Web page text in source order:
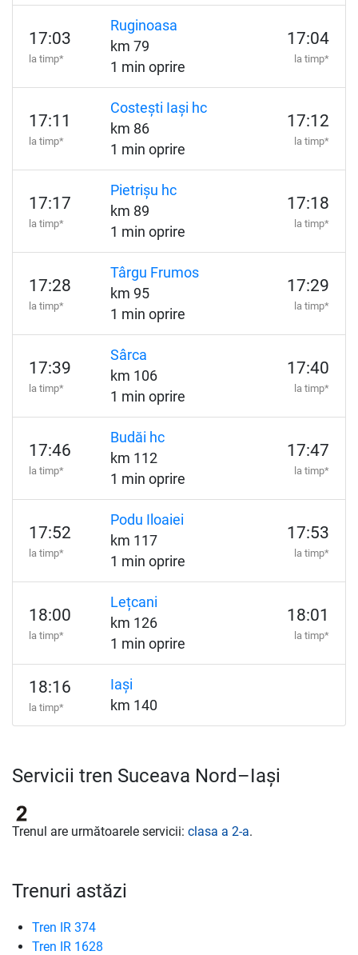
17:03
la timp*
Ruginoasa
km 79
1 min oprire
17:04
la timp*
17:11
la timp*
Costești Iași hc
km 86
1 min oprire
17:12
la timp*
17:17
la timp*
Pietrișu hc
km 89
1 min oprire
17:18
la timp*
17:28
la timp*
Târgu Frumos
km 95
1 min oprire
17:29
la timp*
17:39
la timp*
Sârca
km 106
1 min oprire
17:40
la timp*
17:46
la timp*
Budăi hc
km 112
1 min oprire
17:47
la timp*
17:52
la timp*
Podu Iloaiei
km 117
1 min oprire
17:53
la timp*
18:00
la timp*
Lețcani
km 126
1 min oprire
18:01
la timp*
18:16
la timp*
Iași
km 140
Servicii tren Suceava Nord–Iași
Trenul are următoarele servicii: clasa a 2-a.
Trenuri astăzi
Tren IR 374
Tren IR 1628